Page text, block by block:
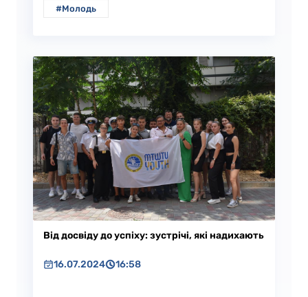
#Молодь
Від досвіду до успіху: зустрічі, які надихають
16.07.2024 16:58